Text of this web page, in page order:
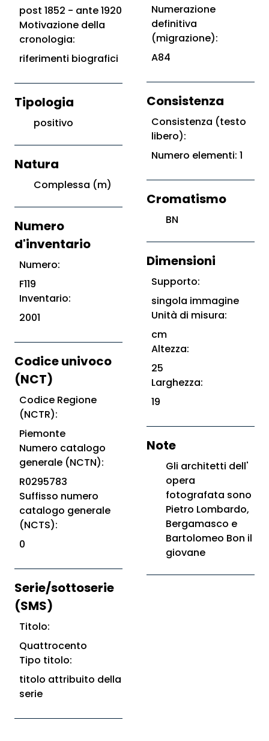
post 1852 - ante 1920
Motivazione della
cronologia:
riferimenti biografici
Tipologia
positivo
Natura
Complessa (m)
Numero
d'inventario
Numero:
F119
Inventario:
2001
Codice univoco
(NCT)
Codice Regione
(NCTR):
Piemonte
Numero catalogo
generale (NCTN):
R0295783
Suffisso numero
catalogo generale
(NCTS):
0
Serie/sottoserie
(SMS)
Titolo:
Quattrocento
Tipo titolo:
titolo attribuito della
serie
Numerazione
definitiva
(migrazione):
A84
Consistenza
Consistenza (testo
libero):
Numero elementi: 1
Cromatismo
BN
Dimensioni
Supporto:
singola immagine
Unità di misura:
cm
Altezza:
25
Larghezza:
19
Note
Gli architetti dell'
opera
fotografata sono
Pietro Lombardo,
Bergamasco e
Bartolomeo Bon il
giovane